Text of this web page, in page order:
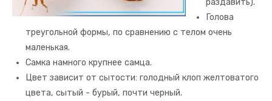
раздавить).
Голова
треугольной формы, по сравнению с телом очень
маленькая.
Самка намного крупнее самца.
Цвет зависит от сытости: голодный клоп желтоватого
цвета, сытый - бурый, почти черный.